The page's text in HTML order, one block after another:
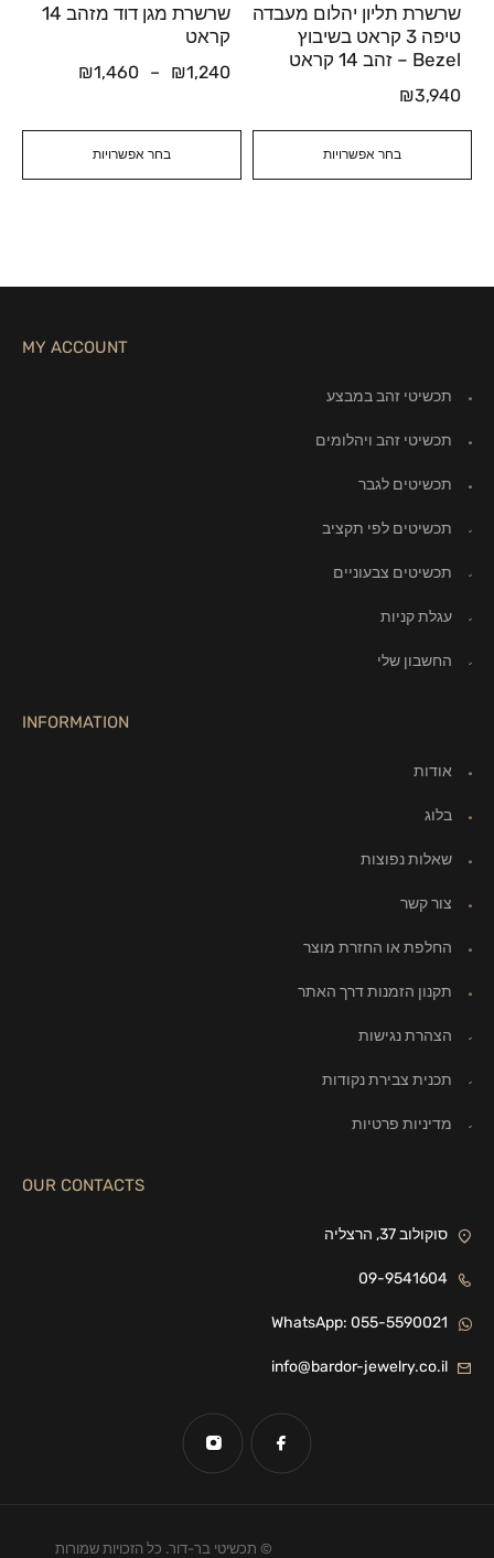
בחר אפשרויות
שרשרת תליון יהלום מעבדה
טיפה 3 קראט בשיבוץ
Bezel – זהב 14 קראט
₪3,940
בחר אפשרויות
שרשרת מגן דוד מזהב 14
קראט
₪1,240
–
₪1,460
MY ACCOUNT
תכשיטי זהב במבצע
תכשיטי זהב ויהלומים
תכשיטים לגבר
תכשיטים לפי תקציב
תכשיטים צבעוניים
עגלת קניות
החשבון שלי
INFORMATION
אודות
בלוג
שאלות נפוצות
צור קשר
החלפת או החזרת מוצר
תקנון הזמנות דרך האתר
הצהרת נגישות
תכנית צבירת נקודות
מדיניות פרטיות
OUR CONTACTS
סוקולוב 37, הרצליה
09-9541604
WhatsApp: 055-5590021
info@bardor-jewelry.co.il
© תכשיטי בר-דור. כל הזכויות שמורות